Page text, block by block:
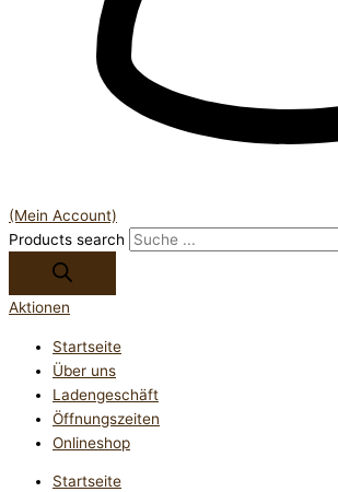
(Mein Account)
Products search
Aktionen
Startseite
Über uns
Ladengeschäft
Öffnungszeiten
Onlineshop
Startseite